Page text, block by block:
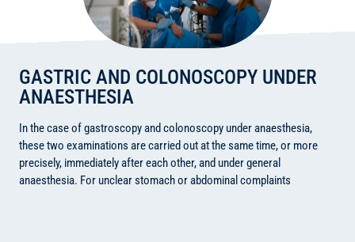
GASTRIC AND COLONOSCOPY UNDER
ANAESTHESIA
In the case of gastroscopy and colonoscopy under anaesthesia,
these two examinations are carried out at the same time, or more
precisely, immediately after each other, and under general
anaesthesia. For unclear stomach or abdominal complaints